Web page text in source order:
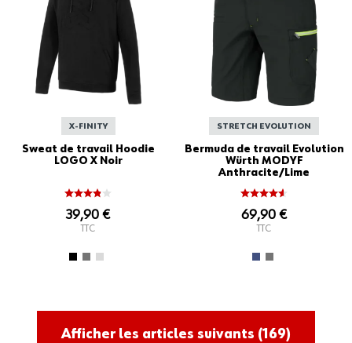
X-FINITY
Sweat de travail Hoodie
LOGO X Noir
39,90 €
TTC
STRETCH EVOLUTION
Bermuda de travail Evolution
Würth MODYF
Anthracite/Lime
69,90 €
TTC
Afficher les articles suivants (169)